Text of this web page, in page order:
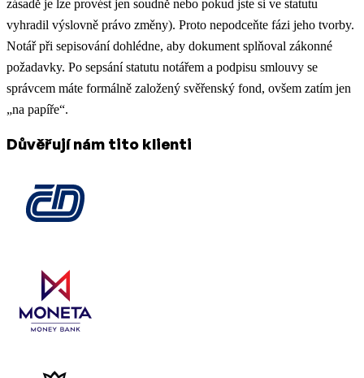
zásadě je lze provést jen soudně nebo pokud jste si ve statutu
vyhradil výslovně právo změny). Proto nepodceňte fázi jeho tvorby.
Notář při sepisování dohlédne, aby dokument splňoval zákonné
požadavky. Po sepsání statutu notářem a podpisu smlouvy se
správcem máte formálně založený svěřenský fond, ovšem zatím jen
„na papíře“.
Důvěřují nám tito klienti